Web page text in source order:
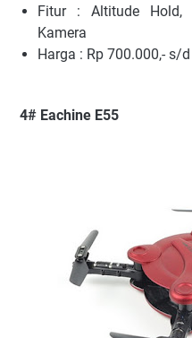
Fitur : Altitude Hold,
Kamera
Harga : Rp 700.000,- s/
4# Eachine E55